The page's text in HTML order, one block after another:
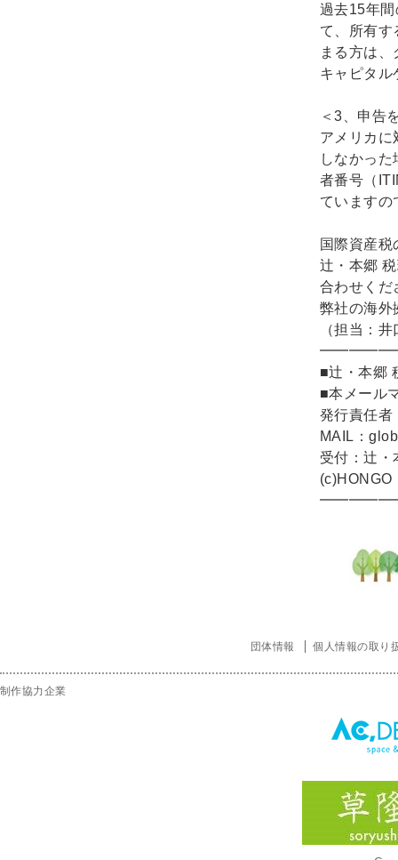
過去15年
て、所有
まる方は
キャピタル
＜3、申告
アメリカに
しなかっ
者番号（
ていますの
国際資産税
辻・本郷
合わせくだ
弊社の海外
（担当：
■辻・本郷
■本メール
発行責任者
MAIL：
受付：辻
団体情報 個人情報の取り
制作協力企業